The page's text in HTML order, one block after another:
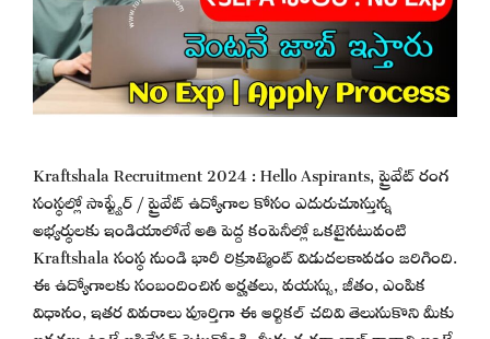
Kraftshala Recruitment 2024 : Hello Aspirants, ప్రైవేట్ రంగ
సంస్థల్లో సాఫ్ట్వేర్ / ప్రైవేట్ ఉద్యోగాల కోసం ఎదురుచూస్తున్న
అభ్యర్థులకు ఇండియాలోనే అతి పెద్ద కంపెనీల్లో ఒకటైనటువంటి
Kraftshala సంస్థ నుండి భారీ రిక్రూట్మెంట్ విడుదలకావడం జరిగింది.
ఈ ఉద్యోగాలకు సంబందించిన అర్హతలు, వయస్సు, జీతం, ఎంపిక
విధానం, ఇతర వివరాలు పూర్తిగా ఈ ఆర్టికల్ చదివి తెలుసుకొని మీకు